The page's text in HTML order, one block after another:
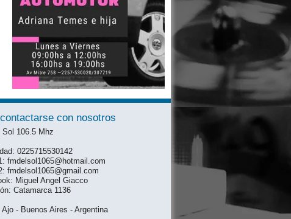
con nosotros
Sol 106.5 Mhz
0225715530142
fmdelsol1065@hotmail.com
fmdelsol1065@gmail.com
Miguel Angel Giacco
Catamarca 1136
Ajo - Buenos Aires - Argentina